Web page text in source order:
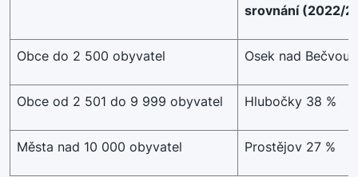
srovnání (2022/
Obce do 2 500 obyvatel Osek nad Bečvou
Obce od 2 501 do 9 999 obyvatel Hlubočky 38 %
Města nad 10 000 obyvatel Prostějov 27 %